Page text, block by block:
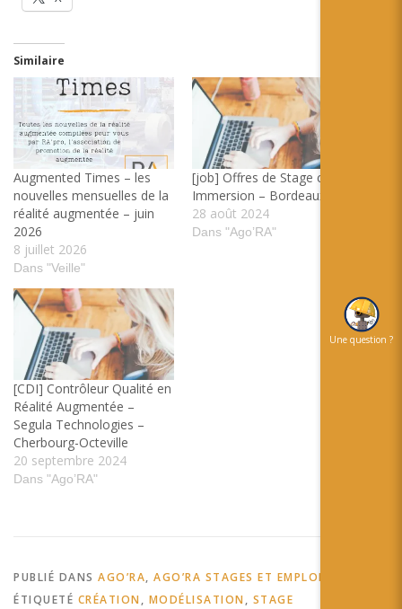
Similaire
Augmented Times – les
nouvelles mensuelles de la
réalité augmentée – juin
2026
8 juillet 2026
Dans "Veille"
[job] Offres de Stage chez
Immersion – Bordeaux
28 août 2024
Dans "Ago’RA"
[CDI] Contrôleur Qualité en
Réalité Augmentée –
Segula Technologies –
Cherbourg-Octeville
20 septembre 2024
Dans "Ago’RA"
PUBLIÉ DANS AGO’RA, AGO’RA STAGES ET EMPLOIS
ÉTIQUETÉ CRÉATION , MODÉLISATION , STAGE
Une question ?